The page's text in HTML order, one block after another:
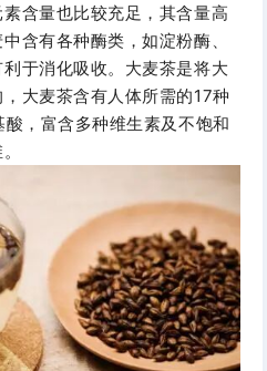
含量也比较充足，其含量高
含有各种酶类，如淀粉酶、
于消化吸收。 大麦茶是将大
大麦茶含有人体所需的17种
，富含多种维生素及不饱和